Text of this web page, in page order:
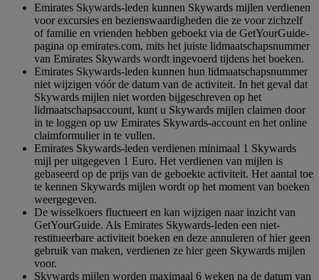
Emirates Skywards-leden kunnen Skywards mijlen verdienen
voor excursies en bezienswaardigheden die ze voor zichzelf
of familie en vrienden hebben geboekt via de GetYourGuide-
pagina op emirates.com, mits het juiste lidmaatschapsnummer
van Emirates Skywards wordt ingevoerd tijdens het boeken.
Emirates Skywards-leden kunnen hun lidmaatschapsnummer
niet wijzigen vóór de datum van de activiteit. In het geval dat
Skywards mijlen niet worden bijgeschreven op het
lidmaatschapsaccount, kunt u Skywards mijlen claimen door
in te loggen op uw Emirates Skywards-account en het online
claimformulier in te vullen.
Emirates Skywards-leden verdienen minimaal 1 Skywards
mijl per uitgegeven 1 Euro. Het verdienen van mijlen is
gebaseerd op de prijs van de geboekte activiteit. Het aantal toe
te kennen Skywards mijlen wordt op het moment van boeken
weergegeven.
De wisselkoers fluctueert en kan wijzigen naar inzicht van
GetYourGuide. Als Emirates Skywards-leden een niet-
restitueerbare activiteit boeken en deze annuleren of hier geen
gebruik van maken, verdienen ze hier geen Skywards mijlen
voor.
Skywards mijlen worden maximaal 6 weken na de datum van